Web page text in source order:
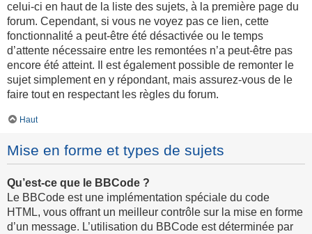
celui-ci en haut de la liste des sujets, à la première page du
forum. Cependant, si vous ne voyez pas ce lien, cette
fonctionnalité a peut-être été désactivée ou le temps
d’attente nécessaire entre les remontées n’a peut-être pas
encore été atteint. Il est également possible de remonter le
sujet simplement en y répondant, mais assurez-vous de le
faire tout en respectant les règles du forum.
Haut
Mise en forme et types de sujets
Qu’est-ce que le BBCode ?
Le BBCode est une implémentation spéciale du code
HTML, vous offrant un meilleur contrôle sur la mise en forme
d’un message. L’utilisation du BBCode est déterminée par